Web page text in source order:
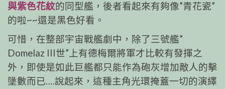
與紫色花紋的同型艦，後者看起來有夠像”青花瓷”
的啦~~還是黑色好看。
可惜，在整部宇宙戰艦劇中，除了三號艦”
Domelaz III世”上有德梅爾將軍才比較有發揮之
外，即使是如此巨艦都只能作為砲灰增加敵人的擊
墬數而已….說起來，這種主角光環掩蓋一切的演繹